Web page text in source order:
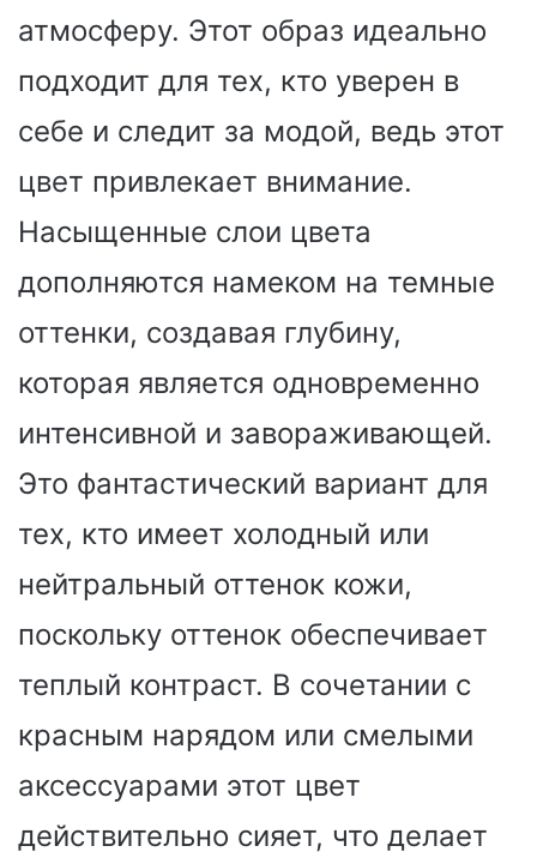
атмосферу. Этот образ идеально
подходит для тех, кто уверен в
себе и следит за модой, ведь этот
цвет привлекает внимание.
Насыщенные слои цвета
дополняются намеком на темные
оттенки, создавая глубину,
которая является одновременно
интенсивной и завораживающей.
Это фантастический вариант для
тех, кто имеет холодный или
нейтральный оттенок кожи,
поскольку оттенок обеспечивает
теплый контраст. В сочетании с
красным нарядом или смелыми
аксессуарами этот цвет
действительно сияет, что делает